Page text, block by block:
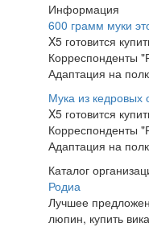
Информация
600 грамм муки
X5 готовится
Корреспонденты
Адаптация на
Мука из кедровых
X5 готовится
Корреспонденты
Адаптация на
Каталог
Родиа
Лучшее
люпин, купить